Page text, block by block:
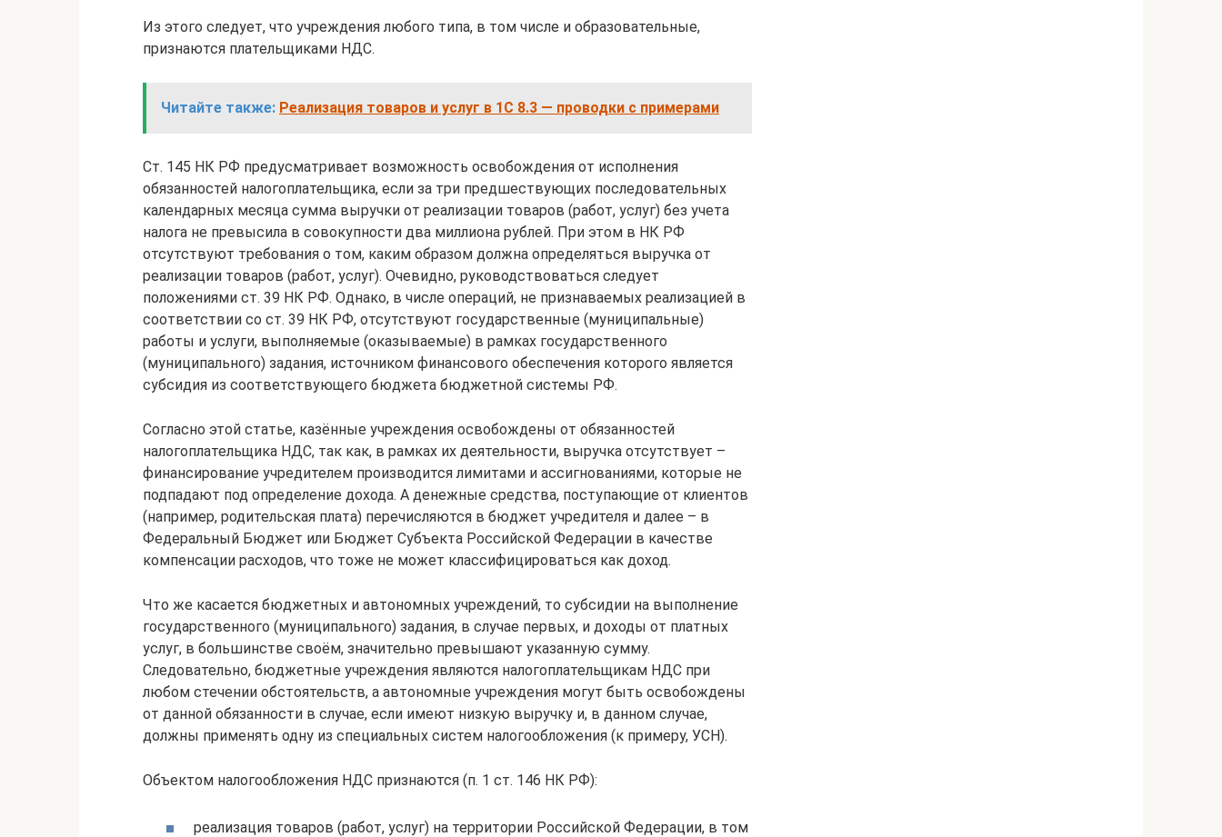
Из этого следует, что учреждения любого типа, в том числе и образовательные,
признаются плательщиками НДС.
Читайте также: Реализация товаров и услуг в 1С 8.3 — проводки с примерами
Ст. 145 НК РФ предусматривает возможность освобождения от исполнения
обязанностей налогоплательщика, если за три предшествующих последовательных
календарных месяца сумма выручки от реализации товаров (работ, услуг) без учета
налога не превысила в совокупности два миллиона рублей. При этом в НК РФ
отсутствуют требования о том, каким образом должна определяться выручка от
реализации товаров (работ, услуг). Очевидно, руководствоваться следует
положениями ст. 39 НК РФ. Однако, в числе операций, не признаваемых реализацией в
соответствии со ст. 39 НК РФ, отсутствуют государственные (муниципальные)
работы и услуги, выполняемые (оказываемые) в рамках государственного
(муниципального) задания, источником финансового обеспечения которого является
субсидия из соответствующего бюджета бюджетной системы РФ.
Согласно этой статье, казённые учреждения освобождены от обязанностей
налогоплательщика НДС, так как, в рамках их деятельности, выручка отсутствует –
финансирование учредителем производится лимитами и ассигнованиями, которые не
подпадают под определение дохода. А денежные средства, поступающие от клиентов
(например, родительская плата) перечисляются в бюджет учредителя и далее – в
Федеральный Бюджет или Бюджет Субъекта Российской Федерации в качестве
компенсации расходов, что тоже не может классифицироваться как доход.
Что же касается бюджетных и автономных учреждений, то субсидии на выполнение
государственного (муниципального) задания, в случае первых, и доходы от платных
услуг, в большинстве своём, значительно превышают указанную сумму.
Следовательно, бюджетные учреждения являются налогоплательщикам НДС при
любом стечении обстоятельств, а автономные учреждения могут быть освобождены
от данной обязанности в случае, если имеют низкую выручку и, в данном случае,
должны применять одну из специальных систем налогообложения (к примеру, УСН).
Объектом налогообложения НДС признаются (п. 1 ст. 146 НК РФ):
реализация товаров (работ, услуг) на территории Российской Федерации, в том